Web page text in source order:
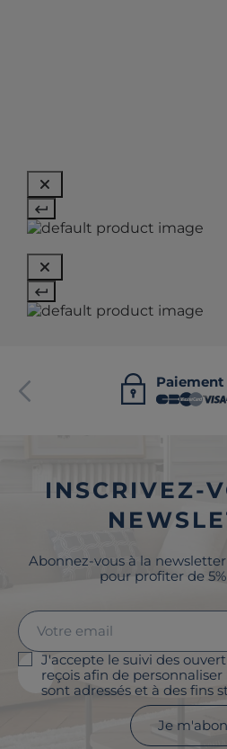
Paiement
INSCRIVEZ-
Abonnez-vous à la
pour profiter de
J'accepte le suivi des
reçois afin de
sont adressés et à des fins
Je